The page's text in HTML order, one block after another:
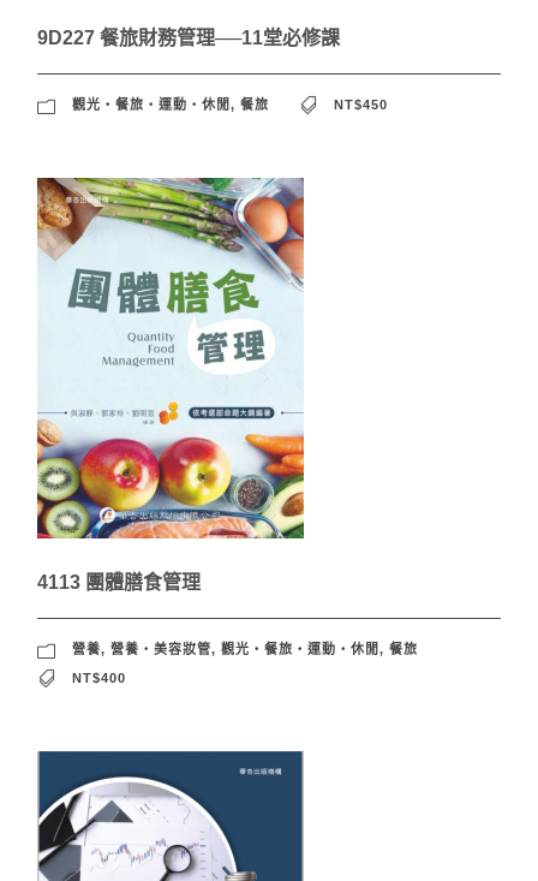
9D227 餐旅財務管理──11堂必修課
觀光‧餐旅‧運動‧休閒 , 餐旅 NT$450
4113 團體膳食管理
營養, 營養‧美容妝管, 觀光‧餐旅‧運動‧休閒 , 餐旅
NT$400